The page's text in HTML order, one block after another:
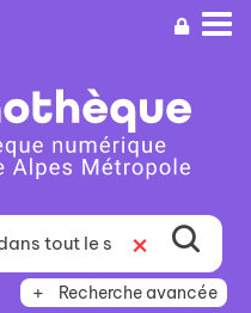
Recherche avancée